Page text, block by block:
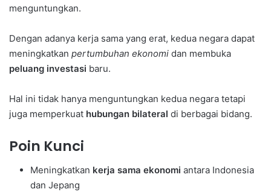
menguntungkan.
Dengan adanya kerja sama yang erat, kedua negara dapat
meningkatkan pertumbuhan ekonomi dan membuka
peluang investasi baru.
Hal ini tidak hanya menguntungkan kedua negara tetapi
juga memperkuat hubungan bilateral di berbagai bidang.
Poin Kunci
Meningkatkan kerja sama ekonomi antara Indonesia
dan Jepang